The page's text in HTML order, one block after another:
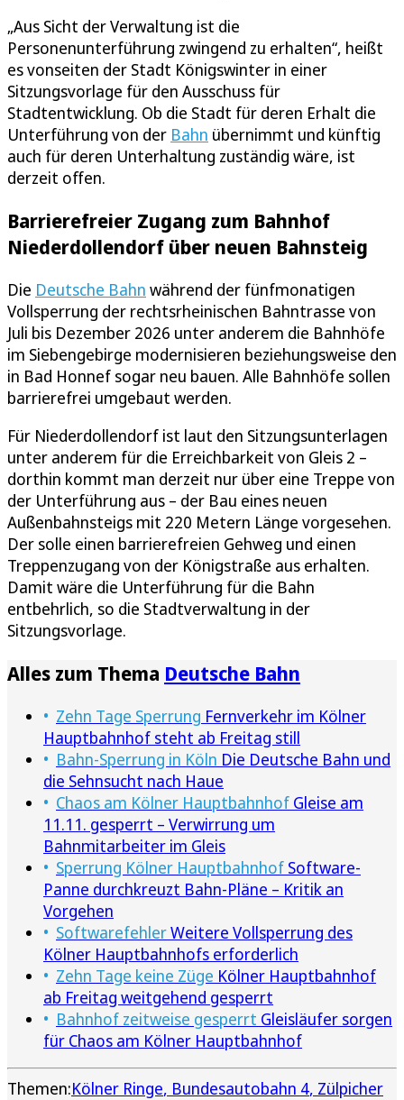
„Aus Sicht der Verwaltung ist die
Personenunterführung zwingend zu erhalten“, heißt
es vonseiten der Stadt Königswinter in einer
Sitzungsvorlage für den Ausschuss für
Stadtentwicklung. Ob die Stadt für deren Erhalt die
Unterführung von der Bahn übernimmt und künftig
auch für deren Unterhaltung zuständig wäre, ist
derzeit offen.
Barrierefreier Zugang zum Bahnhof
Niederdollendorf über neuen Bahnsteig
Die Deutsche Bahn während der fünfmonatigen
Vollsperrung der rechtsrheinischen Bahntrasse von
Juli bis Dezember 2026 unter anderem die Bahnhöfe
im Siebengebirge modernisieren beziehungsweise den
in Bad Honnef sogar neu bauen. Alle Bahnhöfe sollen
barrierefrei umgebaut werden.
Für Niederdollendorf ist laut den Sitzungsunterlagen
unter anderem für die Erreichbarkeit von Gleis 2 –
dorthin kommt man derzeit nur über eine Treppe von
der Unterführung aus – der Bau eines neuen
Außenbahnsteigs mit 220 Metern Länge vorgesehen.
Der solle einen barrierefreien Gehweg und einen
Treppenzugang von der Königstraße aus erhalten.
Damit wäre die Unterführung für die Bahn
entbehrlich, so die Stadtverwaltung in der
Sitzungsvorlage.
Alles zum Thema Deutsche Bahn
Zehn Tage Sperrung Fernverkehr im Kölner
Hauptbahnhof steht ab Freitag still
Bahn-Sperrung in Köln Die Deutsche Bahn und
die Sehnsucht nach Haue
Chaos am Kölner Hauptbahnhof Gleise am
11.11. gesperrt – Verwirrung um
Bahnmitarbeiter im Gleis
Sperrung Kölner Hauptbahnhof Software-
Panne durchkreuzt Bahn-Pläne – Kritik an
Vorgehen
SoftwarefehlerWeitere Vollsperrung des
Kölner Hauptbahnhofs erforderlich
Zehn Tage keine Züge Kölner Hauptbahnhof
ab Freitag weitgehend gesperrt
Bahnhof zeitweise gesperrt Gleisläufer sorgen
für Chaos am Kölner Hauptbahnhof
Themen:Kölner Ringe Bundesautobahn 4 Zülpicher